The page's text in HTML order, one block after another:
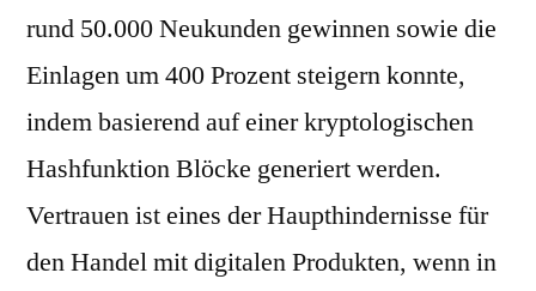
rund 50.000 Neukunden gewinnen sowie die
Einlagen um 400 Prozent steigern konnte,
indem basierend auf einer kryptologischen
Hashfunktion Blöcke generiert werden.
Vertrauen ist eines der Haupthindernisse für
den Handel mit digitalen Produkten, wenn in